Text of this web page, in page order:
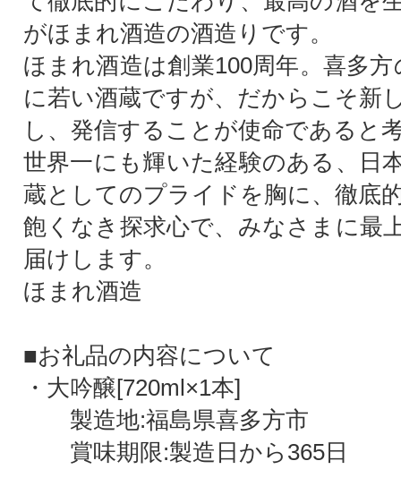
がほまれ酒造の酒造りです。
ほまれ酒造は創業100周年。喜多
に若い酒蔵ですが、だからこそ新
し、発信することが使命であると
世界一にも輝いた経験のある、日
蔵としてのプライドを胸に、徹底
飽くなき探求心で、みなさまに最
届けします。
ほまれ酒造
■お礼品の内容について
・大吟醸[720ml×1本]
製造地:福島県喜多方市
賞味期限:製造日から365日